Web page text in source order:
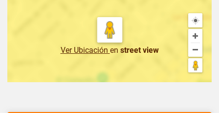
Ver Ubicación en street view